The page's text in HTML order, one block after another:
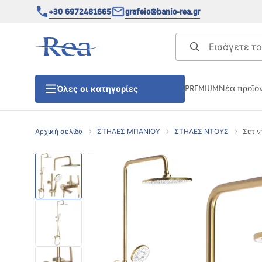
+30 6972481665 grafeio@banio-rea.gr
Όλες οι κατηγορίες
Πόρτες ντουζίερας
ΣΙΦΩΝΙΑ ΔΑΠΕΔΟΥ
PREMIUMΝέα
Αρχική σελίδα ΣΤΗΛΕΣ ΜΠΑΝΙΟΥ ΣΤΗΛΕΣ ΝΤΟΥΣ Σετ